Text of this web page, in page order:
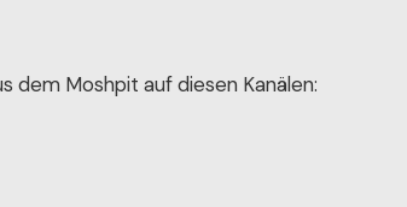
Moshpit auf diesen Kanälen: